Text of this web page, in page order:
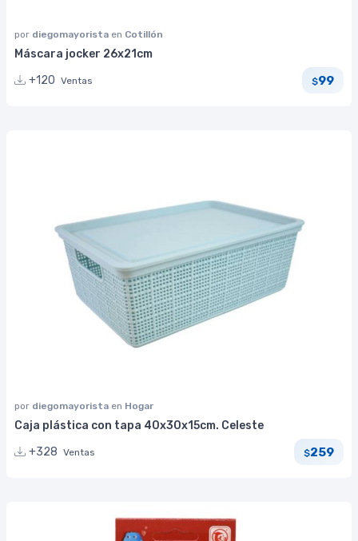
por diegomayorista en Cotillón
Máscara jocker 26x21cm
+120 Ventas $99
por diegomayorista en Hogar
Caja plástica con tapa 40x30x15cm. Celeste
+328 Ventas $259